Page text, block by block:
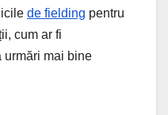
de fielding pentru
cum ar fi
urmări mai bine